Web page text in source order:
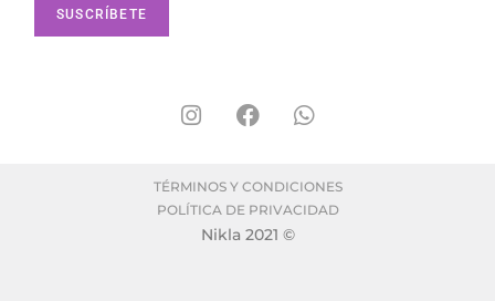
TÉRMINOS Y CONDICIONES
POLÍTICA DE PRIVACIDAD
Nikla 2021 ©